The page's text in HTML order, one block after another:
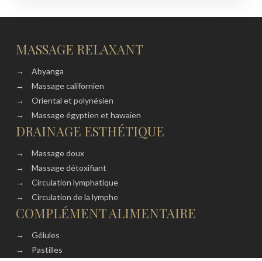
MASSAGE RELAXANT
→
Abyanga
→
Massage californien
→
Oriental et polynésien
→
Massage égyptien et hawaïen
DRAINAGE ESTHÉTIQUE
→
Massage doux
→
Massage détoxifiant
→
Circulation lymphatique
→
Circulation de la lymphe
COMPLÉMENT ALIMENTAIRE
→
Gélules
→
Pastilles